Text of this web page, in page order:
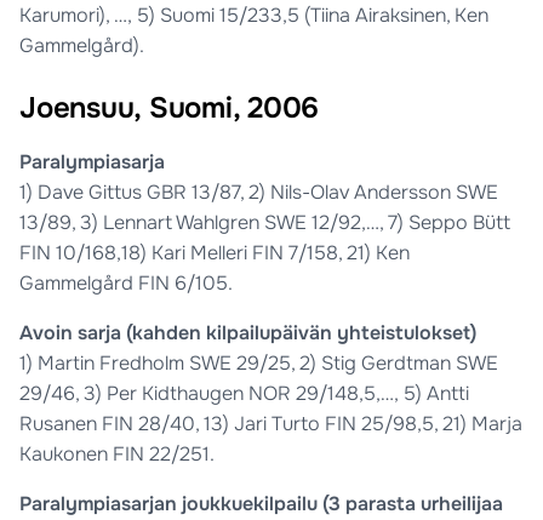
Karumori), …, 5) Suomi 15/233,5 (Tiina Airaksinen, Ken
Gammelgård).
Joensuu, Suomi, 2006
Paralympiasarja
1) Dave Gittus GBR 13/87, 2) Nils-Olav Andersson SWE
13/89, 3) Lennart Wahlgren SWE 12/92,…, 7) Seppo Bütt
FIN 10/168,18) Kari Melleri FIN 7/158, 21) Ken
Gammelgård FIN 6/105.
Avoin sarja (kahden kilpailupäivän yhteistulokset)
1) Martin Fredholm SWE 29/25, 2) Stig Gerdtman SWE
29/46, 3) Per Kidthaugen NOR 29/148,5,…, 5) Antti
Rusanen FIN 28/40, 13) Jari Turto FIN 25/98,5, 21) Marja
Kaukonen FIN 22/251.
Paralympiasarjan joukkuekilpailu (3 parasta urheilijaa